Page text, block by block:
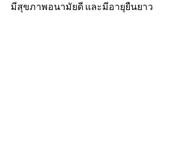
มีสุขภาพอนามัยดี และมีอายุยืนยาว